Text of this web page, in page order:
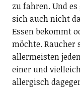
zu fahren. Und
sich auch nicht
Essen bekommt
möchte. Raucher
allermeisten
einer und
allergisch